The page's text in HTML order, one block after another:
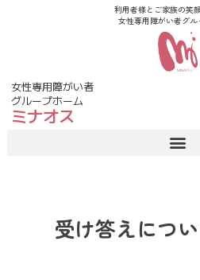
利用者様とご家族の笑
女性専用障がい者グル
女性専用障がい者
グループホーム
ミナオス
受け答えにつ